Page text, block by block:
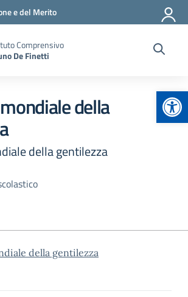
e del Merito
Comprensivo
De Finetti
della
della gentilezza
della gentilezza